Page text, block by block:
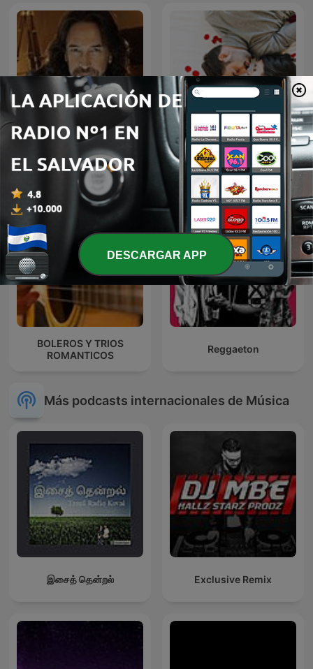
MARCO ANTONIO SOLIS
EN NOCHE DE ROMANCE
Baladas Pop
BOLEROS Y TRIOS
ROMANTICOS
Reggaeton
Más podcasts internacionales de Música
இசைத் தென்றல் Exclusive Remix
DESCARGAR APP